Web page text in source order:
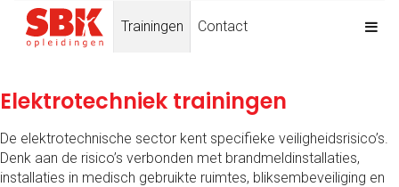
Trainingen Contact
Elektrotechniek trainingen
De elektrotechnische sector kent specifieke veiligheidsrisico’s.
Denk aan de risico’s verbonden met brandmeldinstallaties,
installaties in medisch gebruikte ruimtes, bliksembeveiliging en